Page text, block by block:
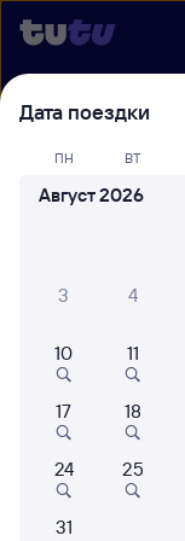
Выберите
билеты
Мысовая
Когда
Кто едет
Дата поездки
ПН ВТ
Август 2026
3 4
10 11
17 18
24 25
31